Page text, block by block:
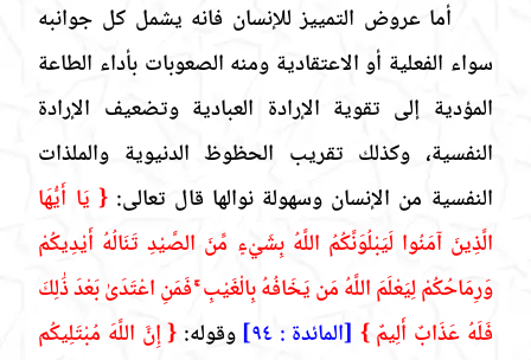
أما عروض التمييز للإنسان فانه يشمل كل جوانبه
سواء الفعلية أو الاعتقادية ومنه الصعوبات بأداء الطاعة
المؤدية إلى تقوية الإرادة العبادية وتضعيف الإرادة
النفسية، وكذلك تقريب الحظوظ الدنيوية والملذات
النفسية من الإنسان وسهولة نوالها قال تعالى:{ يَا أَيُّهَا
الَّذِينَ آمَنُوا لَيَبْلُوَنَّكُمُ اللَّهُ بِشَيْءٍ مِّنَ الصَّيْدِ تَنَالُهُ أَيْدِيكُمْ
وَرِمَاحُكُمْ لِيَعْلَمَ اللَّهُ مَن يَخَافُهُ بِالْغَيْبِ ۚ فَمَنِ اعْتَدَىٰ بَعْدَ ذَٰلِكَ
فَلَهُ عَذَابٌ أَلِيمٌ } [المائدة : ٩٤] وقوله: { إِنَّ اللَّهَ مُبْتَلِيكُم